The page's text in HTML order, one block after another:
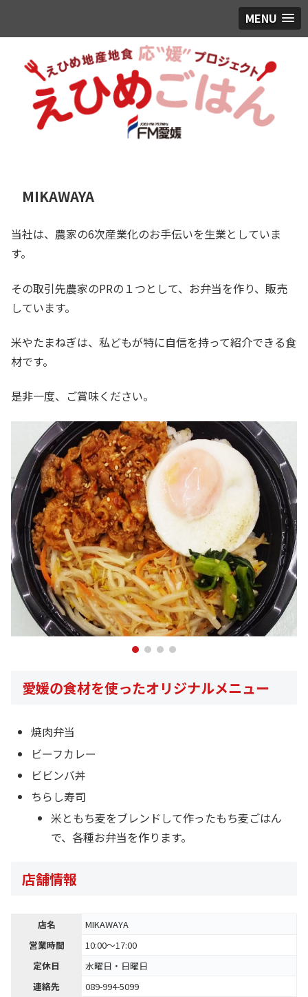
MENU
MIKAWAYA
当社は、農家の6次産業化のお手伝いを生業としていま
す。
その取引先農家のPRの１つとして、お弁当を作り、販売
しています。
米やたまねぎは、私どもが特に自信を持って紹介できる食
材です。
是非一度、ご賞味ください。
愛媛の食材を使ったオリジナルメニュー
焼肉弁当
ビーフカレー
ビビンバ丼
ちらし寿司
米ともち麦をブレンドして作ったもち麦ごはん
で、各種お弁当を作ります。
店舗情報
店名
MIKAWAYA
営業時間
10:00～17:00
定休日
水曜日・日曜日
連絡先
089-994-5099